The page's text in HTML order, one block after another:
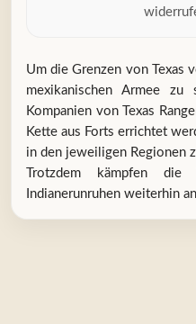
Um die Grenzen von Texas
mexikanischen Armee zu
Kompanien von Texas
Kette aus Forts errichtet
in den jeweiligen Regionen
Trotzdem kämpfen
Indianerunruhen weiterhin